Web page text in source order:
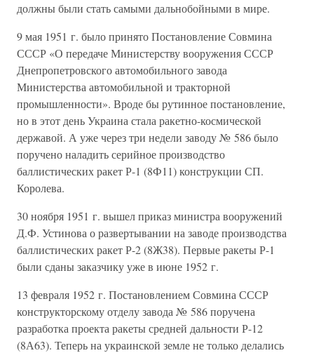
должны были стать самыми дальнобойными в мире.
9 мая 1951 г. было принято Постановление Совмина
СССР «О передаче Министерству вооружения СССР
Днепропетровского автомобильного завода
Министерства автомобильной и тракторной
промышленности». Вроде бы рутинное постановление,
но в этот день Украина стала ракетно-космической
державой. А уже через три недели заводу № 586 было
поручено наладить серийное производство
баллистических ракет Р-1 (8Ф11) конструкции СП.
Королева.
30 ноября 1951 г. вышел приказ министра вооружений
Д.Ф. Устинова о развертывании на заводе производства
баллистических ракет Р-2 (8Ж38). Первые ракеты Р-1
были сданы заказчику уже в июне 1952 г.
13 февраля 1952 г. Постановлением Совмина СССР
конструкторскому отделу завода № 586 поручена
разработка проекта ракеты средней дальности Р-12
(8А63). Теперь на украинской земле не только делались